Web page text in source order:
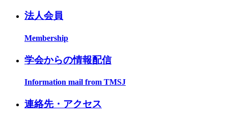
法人会員
Membership
学会からの情報配信
Information mail from TMSJ
連絡先・アクセス